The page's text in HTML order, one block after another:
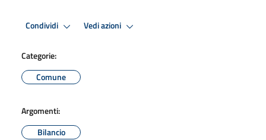
Condividi Vedi azioni
Categorie:
Comune
Argomenti:
Bilancio